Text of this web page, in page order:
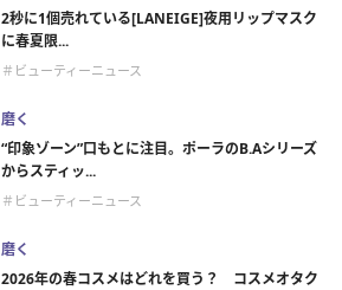
2秒に1個売れている[LANEIGE]夜用リップマスク
に春夏限...
＃ビューティーニュース
磨く
“印象ゾーン”口もとに注目。ポーラのB.Aシリーズ
からスティッ...
＃ビューティーニュース
磨く
2026年の春コスメはどれを買う？ コスメオタク